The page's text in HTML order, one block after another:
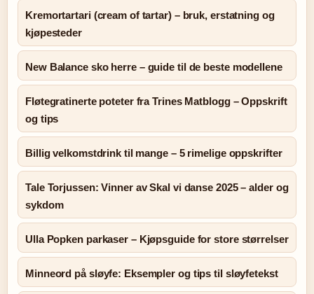
Kremortartari (cream of tartar) – bruk, erstatning og
kjøpesteder
New Balance sko herre – guide til de beste modellene
Fløtegratinerte poteter fra Trines Matblogg – Oppskrift
og tips
Billig velkomstdrink til mange – 5 rimelige oppskrifter
Tale Torjussen: Vinner av Skal vi danse 2025 – alder og
sykdom
Ulla Popken parkaser – Kjøpsguide for store størrelser
Minneord på sløyfe: Eksempler og tips til sløyfetekst